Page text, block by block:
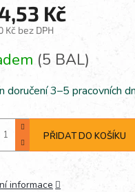
Kč
Kč bez DPH
(5 BAL)
doručení 3–5 pracovních
PŘIDAT DO KOŠÍKU
informace